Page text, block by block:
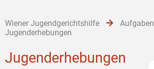
Wiener Jugendgerichtshilfe
Aufgaben
Jugenderhebungen
Jugenderhebungen